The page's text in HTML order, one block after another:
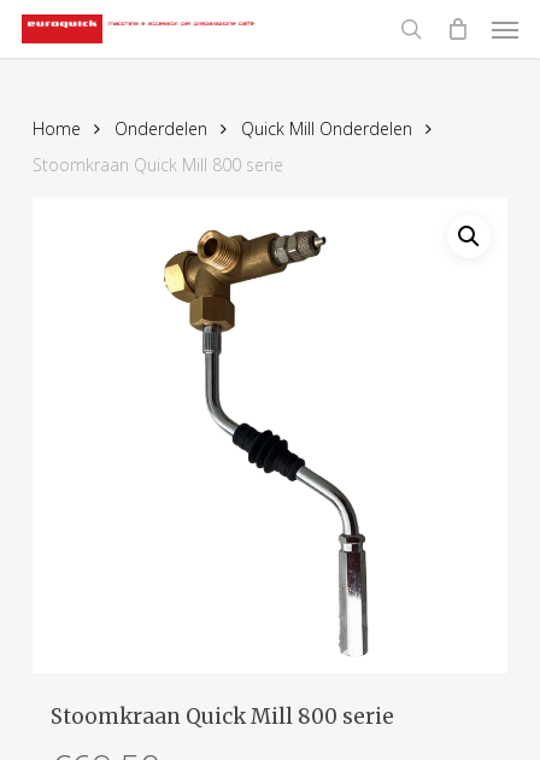
Skip
search
Home Onderdelen
Quick Mill Onderdelen
Stoomkraan Quick Mill 800 serie
Stoomkraan Quick Mill 800 serie